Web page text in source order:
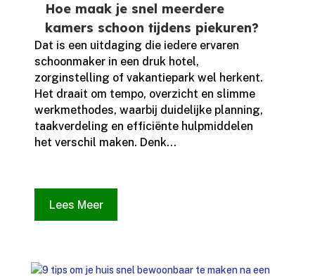
Hoe maak je snel meerdere
kamers schoon tijdens piekuren?
Dat is een uitdaging die iedere ervaren
schoonmaker in een druk hotel,
zorginstelling of vakantiepark wel herkent.​
Het draait om tempo, overzicht en slimme
werkmethodes, waarbij duidelijke planning,
taakverdeling en efficiënte hulpmiddelen
het verschil maken.​ Denk...
Lees Meer